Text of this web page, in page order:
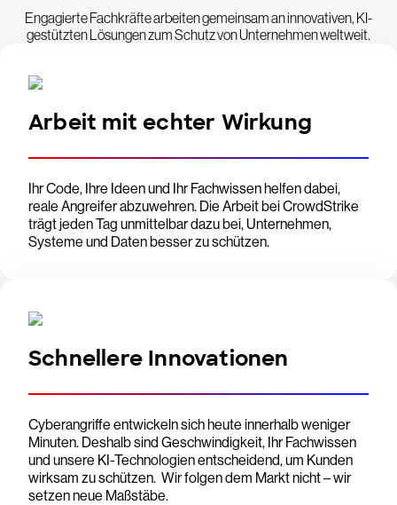
Engagierte Fachkräfte arbeiten gemeinsam an innovativen, KI-
gestützten Lösungen zum Schutz von Unternehmen weltweit.
Arbeit mit echter Wirkung
Ihr Code, Ihre Ideen und Ihr Fachwissen helfen dabei,
reale Angreifer abzuwehren. Die Arbeit bei CrowdStrike
trägt jeden Tag unmittelbar dazu bei, Unternehmen,
Systeme und Daten besser zu schützen.
Schnellere Innovationen
Cyberangriffe entwickeln sich heute innerhalb weniger
Minuten. Deshalb sind Geschwindigkeit, Ihr Fachwissen
und unsere KI-Technologien entscheidend, um Kunden
wirksam zu schützen. Wir folgen dem Markt nicht – wir
setzen neue Maßstäbe.